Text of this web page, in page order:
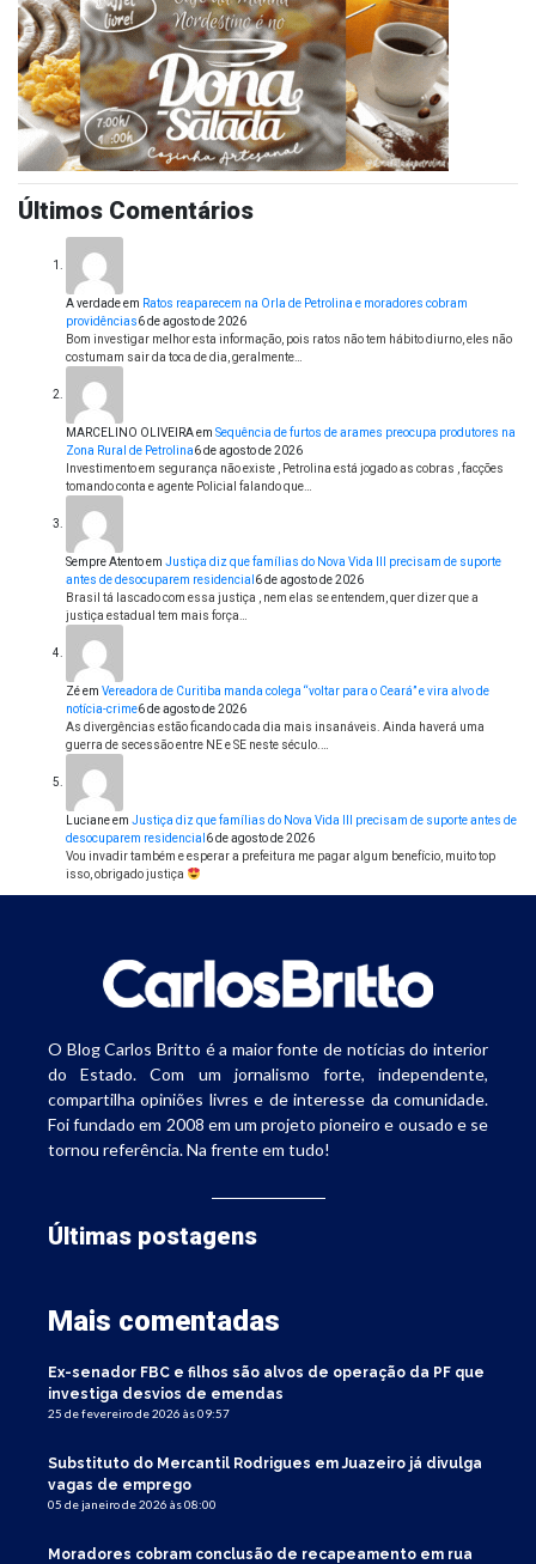
Últimos Comentários
A verdadeem Ratos reaparecem na Orla de Petrolina e moradores cobram
providências6 de agosto de 2026
Bom investigar melhor esta informação, pois ratos não tem hábito diurno, eles não
costumam sair da toca de dia, geralmente…
MARCELINO OLIVEIRAem Sequência de furtos de arames preocupa produtores na
Zona Rural de Petrolina6 de agosto de 2026
Investimento em segurança não existe , Petrolina está jogado as cobras , facções
tomando conta e agente Policial falando que…
Sempre Atentoem Justiça diz que famílias do Nova Vida III precisam de suporte
antes de desocuparem residencial 6 de agosto de 2026
Brasil tá lascado com essa justiça , nem elas se entendem, quer dizer que a
justiça estadual tem mais força…
Zéem Vereadora de Curitiba manda colega “voltar para o Ceará” e vira alvo de
notícia-crime6 de agosto de 2026
As divergências estão ficando cada dia mais insanáveis. Ainda haverá uma
guerra de secessão entre NE e SE neste século.…
Lucianeem Justiça diz que famílias do Nova Vida III precisam de suporte antes de
desocuparem residencial 6 de agosto de 2026
Vou invadir também e esperar a prefeitura me pagar algum benefício, muito top
isso, obrigado justiça
O Blog Carlos Britto é a maior fonte de notícias do interior
do Estado. Com um jornalismo forte, independente,
compartilha opiniões livres e de interesse da comunidade.
Foi fundado em 2008 em um projeto pioneiro e ousado e se
tornou referência. Na frente em tudo!
Últimas postagens
Mais comentadas
Ex-senador FBC e filhos são alvos de operação da PF que
investiga desvios de emendas
25 de fevereiro de 2026 às 09:57
Substituto do Mercantil Rodrigues em Juazeiro já divulga
vagas de emprego
05 de janeiro de 2026 às 08:00
Moradores cobram conclusão de recapeamento em rua